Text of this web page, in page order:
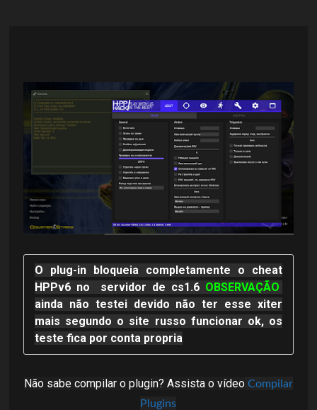
O plug-in bloqueia completamente o cheat
HPPv6 no servidor de cs1.6 OBSERVAÇÃO
ainda não testei devido não ter esse xiter
mais segundo o site russo funcionar ok, os
teste fica por conta propria
Não sabe compilar o plugin? Assista o vídeo Compilar
Plugins